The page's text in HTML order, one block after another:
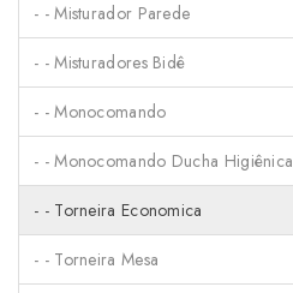
- - Misturador Parede
- - Misturadores Bidê
- - Monocomando
- - Monocomando Ducha Higiênica
- - Torneira Economica
- - Torneira Mesa